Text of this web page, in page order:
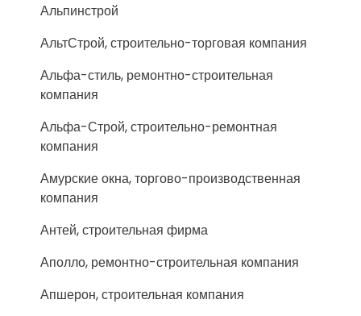
Альпинстрой
АльтСтрой, строительно-торговая компания
Альфа-стиль, ремонтно-строительная
компания
Альфа-Строй, строительно-ремонтная
компания
Амурские окна, торгово-производственная
компания
Антей, строительная фирма
Аполло, ремонтно-строительная компания
Апшерон, строительная компания